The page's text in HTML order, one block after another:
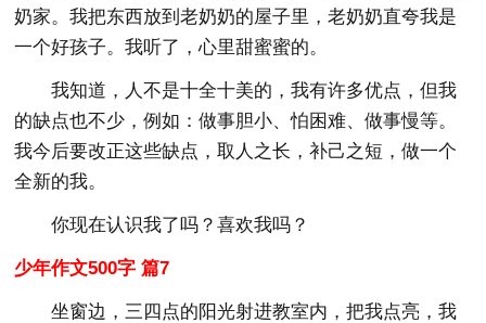
奶家。我把东西放到老奶奶的屋子里，老奶奶直夸我是
一个好孩子。我听了，心里甜蜜蜜的。
我知道，人不是十全十美的，我有许多优点，但我
的缺点也不少，例如：做事胆小、怕困难、做事慢等。
我今后要改正这些缺点，取人之长，补己之短，做一个
全新的我。
你现在认识我了吗？喜欢我吗？
少年作文500字 篇7
坐窗边，三四点的阳光射进教室内，把我点亮，我